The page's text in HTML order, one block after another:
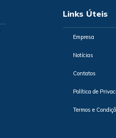
Links Úteis
Empresa
Notícias
Contatos
Política de
Termos e